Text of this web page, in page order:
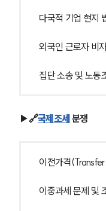
다국적 기업 현지
외국인 근로자 비
집단 소송 및 노동
▶🔗국제조세 분쟁
이전가격
이중과세 문제 및